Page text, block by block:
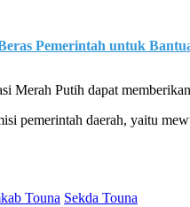
Pemerintah untuk
Merah Putih dapat
pemerintah daerah, yaitu
Touna Sekda Touna